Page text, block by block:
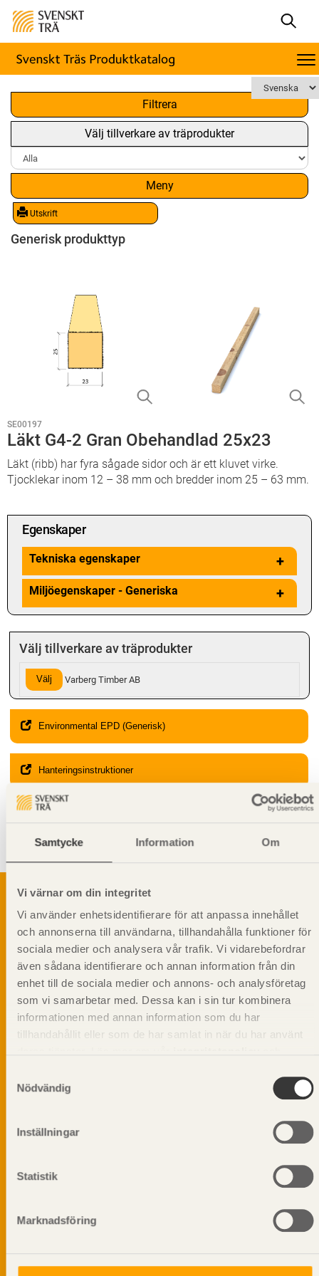
Samtycke Information Om
Vi värnar om din integritet
Vi använder enhetsidentifierare för att anpassa innehållet
och annonserna till användarna, tillhandahålla funktioner för
sociala medier och analysera vår trafik. Vi vidarebefordrar
även sådana identifierare och annan information från din
enhet till de sociala medier och annons- och analysföretag
som vi samarbetar med. Dessa kan i sin tur kombinera
informationen med annan information som du har
tillhandahållit eller som de har samlat in när du har använt
Nödvändig
Inställningar
Statistik
Marknadsföring
Filtrera
Välj tillverkare av träprodukter
Meny
Utskrift
x
Generisk produkttyp
SE00197
Läkt G4-2 Gran Obehandlad 25x23
Läkt (ribb) har fyra sågade sidor och är ett kluvet virke.
Tjocklekar inom 12 – 38 mm och bredder inom 25 – 63 mm.
Egenskaper
Tekniska egenskaper +
Miljöegenskaper - Generiska +
Välj tillverkare av träprodukter
Välj Varberg Timber AB
Environmental EPD (Generisk)
Hanteringsinstruktioner
Giltighet
Gäller från och med:
2024-08-12
Svenskt Träs Produktkatalog är svensk
sågverksnärings digitala produktkatalog för att
beskriva träprodukter och deras unika
egenskaper.
Dela på